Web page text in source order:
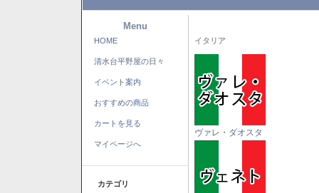
Menu
HOME
清水台平野屋の日々
イベント案内
おすすめの商品
カートを見る
マイページへ
カテゴリ
イタリア
ヴァレ・ダオスタ